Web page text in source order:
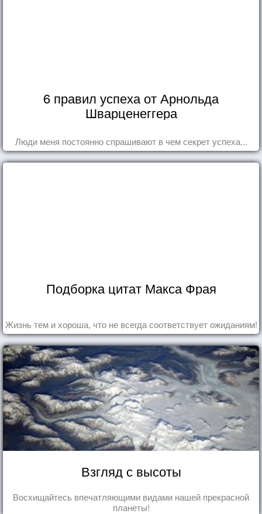
6 правил успеха от Арнольда
Шварценеггера
Люди меня постоянно спрашивают в чем секрет успеха...
Подборка цитат Макса Фрая
Жизнь тем и хороша, что не всегда соответствует ожиданиям!
Взгляд с высоты
Восхищайтесь впечатляющими видами нашей прекрасной
планеты!